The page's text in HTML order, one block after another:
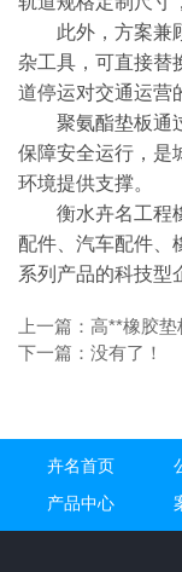
此外，方案兼顾
杂工具，可直接替
道停运对交通运营
聚氨酯垫板通过
保障安全运行，是
环境提供支撑。
衡水卉名工程橡
配件、汽车配件、
系列产品的科技型
上一篇： 高**橡胶垫
下一篇：没有了！
卉名首页
产品中心